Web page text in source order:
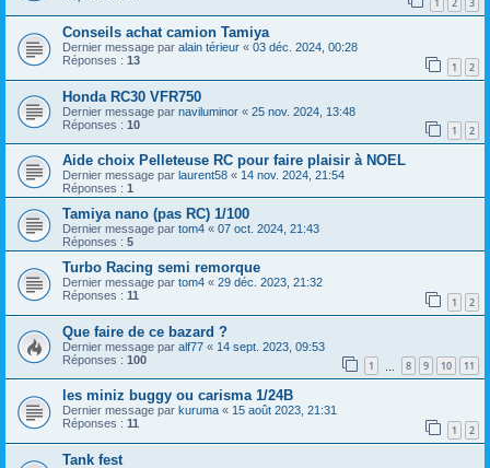
Conseils achat camion Tamiya
Dernier message par alain térieur « 03 déc. 2024, 00:28
Réponses : 13 1 2
Honda RC30 VFR750
Dernier message par naviluminor « 25 nov. 2024, 13:48
Réponses : 10 1 2
Aide choix Pelleteuse RC pour faire plaisir à NOEL
Dernier message par laurent58 « 14 nov. 2024, 21:54
Réponses : 1
Tamiya nano (pas RC) 1/100
Dernier message par tom4 « 07 oct. 2024, 21:43
Réponses : 5
Turbo Racing semi remorque
Dernier message par tom4 « 29 déc. 2023, 21:32
Réponses : 11 1 2
Que faire de ce bazard ?
Dernier message par alf77 « 14 sept. 2023, 09:53
Réponses : 100 1 8 9 10 11
les miniz buggy ou carisma 1/24B
Dernier message par kuruma « 15 août 2023, 21:31
Réponses : 11 1 2
Tank fest